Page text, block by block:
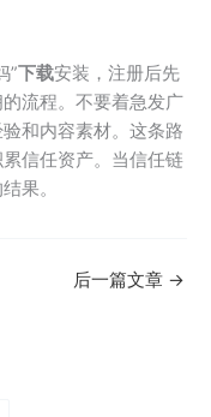
”下载安装，注册后先
流程。不要着急发广
和内容素材。这条路
信任资产。当信任链
果。
后一篇文章 →